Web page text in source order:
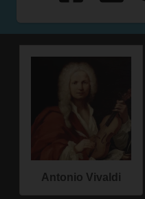
Antonio Vivaldi